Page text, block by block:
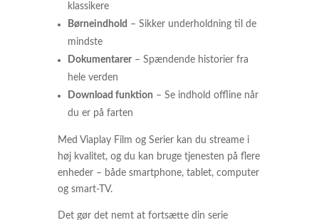
klassikere
Børneindhold – Sikker underholdning til de
mindste
Dokumentarer– Spændende historier fra
hele verden
Download funktion – Se indhold offline når
du er på farten
Med Viaplay Film og Serier kan du streame i
høj kvalitet, og du kan bruge tjenesten på flere
enheder – både smartphone, tablet, computer
og smart-TV.
Det gør det nemt at fortsætte din serie